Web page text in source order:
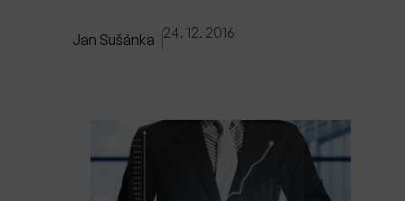
Jan Sušánka 24. 12. 2016